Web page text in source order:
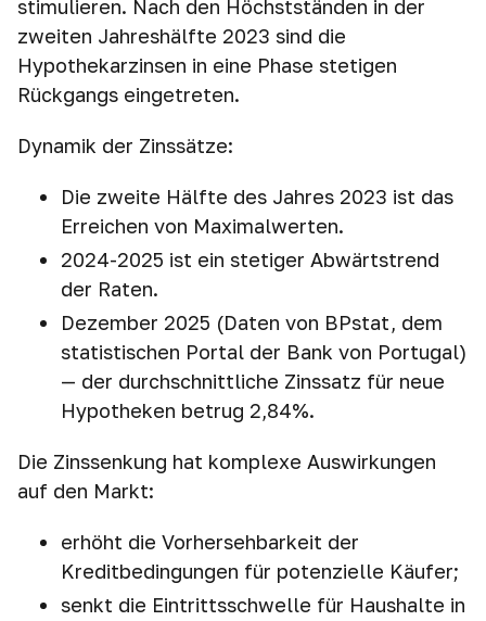
stimulieren. Nach den Höchstständen in der
zweiten Jahreshälfte 2023 sind die
Hypothekarzinsen in eine Phase stetigen
Rückgangs eingetreten.
Dynamik der Zinssätze:
Die zweite Hälfte des Jahres 2023 ist das
Erreichen von Maximalwerten.
2024-2025 ist ein stetiger Abwärtstrend
der Raten.
Dezember 2025 (Daten von BPstat, dem
statistischen Portal der Bank von Portugal)
— der durchschnittliche Zinssatz für neue
Hypotheken betrug 2,84%.
Die Zinssenkung hat komplexe Auswirkungen
auf den Markt:
erhöht die Vorhersehbarkeit der
Kreditbedingungen für potenzielle Käufer;
senkt die Eintrittsschwelle für Haushalte in